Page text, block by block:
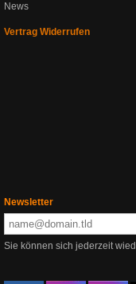
News
Vertrag Widerrufen
Newsletter
Sie können sich jederzeit